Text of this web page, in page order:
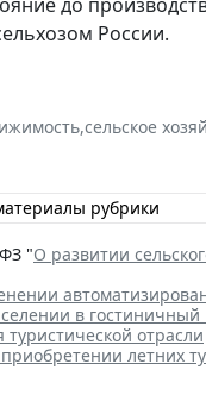
России.
,сельское
рубрики
"О развитии
в
отрасли
летних